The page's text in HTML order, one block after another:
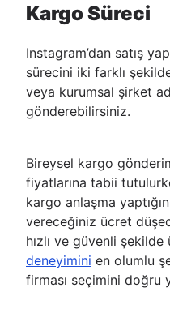
Kargo Süreci
Instagram’dan satış
sürecini iki farklı
veya kurumsal şirket
gönderebilirsiniz.
Bireysel kargo
fiyatlarına tabii
kargo anlaşma
vereceğiniz ücret
hızlı ve güvenli
deneyimini en olumlu
firması seçimini doğru